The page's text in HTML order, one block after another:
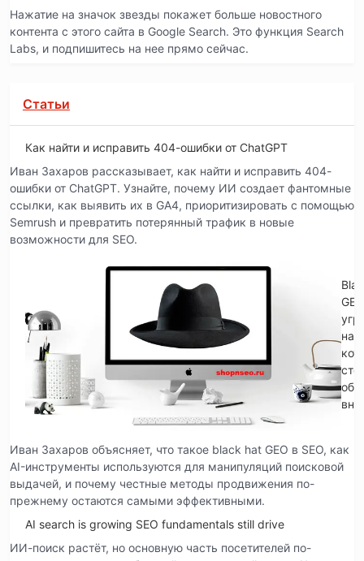
Нажатие на значок звезды покажет больше новостного
контента с этого сайта в Google Search. Это функция Search
Labs, и подпишитесь на нее прямо сейчас.
Статьи
Как найти и исправить 404-ошибки от ChatGPT
Иван Захаров рассказывает, как найти и исправить 404-
ошибки от ChatGPT. Узнайте, почему ИИ создает фантомные
ссылки, как выявить их в GA4, приоритизировать с помощью
Semrush и превратить потерянный трафик в новые
возможности для SEO.
на
Иван Захаров объясняет, что такое black hat GEO в SEO, как
AI-инструменты используются для манипуляций поисковой
выдачей, и почему честные методы продвижения по-
прежнему остаются самыми эффективными.
AI search is growing SEO fundamentals still drive
ИИ-поиск растёт, но основную часть посетителей по-